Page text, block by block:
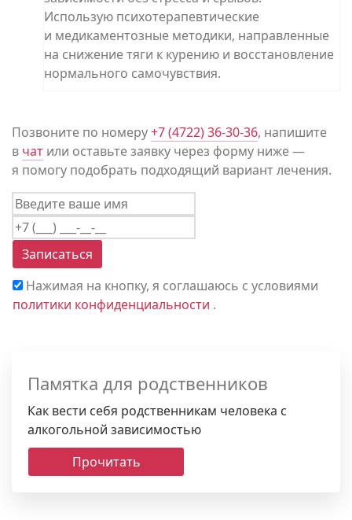
Статьи
Использую психотерапевтические
и медикаментозные методики, направленные
на снижение тяги к курению и восстановление
нормального самочувствия.
Позвоните по номеру+7 (4722) 36-30-36, напишите
в чат или оставьте заявку через форму ниже —
я помогу подобрать подходящий вариант лечения.
Записаться
Нажимая на кнопку, я соглашаюсь с условиями
политики конфиденциальности .
Памятка для родственников
Как вести себя родственникам человека с
алкогольной зависимостью
Прочитать